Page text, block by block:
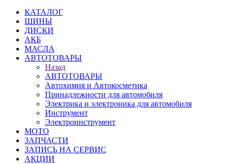
КАТАЛОГ
ШИНЫ
ДИСКИ
АКБ
МАСЛА
АВТОТОВАРЫ
Назад
АВТОТОВАРЫ
Автохимия и Автокосметика
Принадлежности для автомобиля
Электрика и электроника для автомобиля
Инструмент
Электроинструмент
МОТО
ЗАПЧАСТИ
ЗАПИСЬ НА СЕРВИС
АКЦИИ